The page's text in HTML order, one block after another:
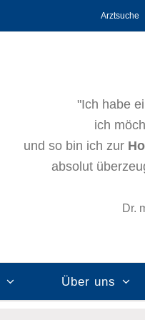
Arztsuche
"Ich habe
ich
und so bin ich zur
absolut
Dr.
Über uns